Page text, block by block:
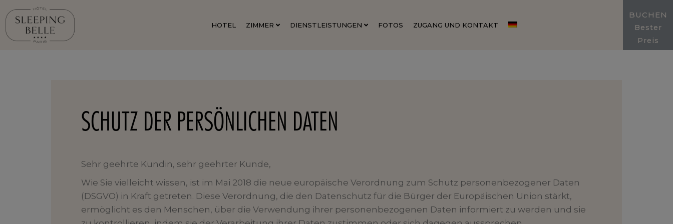
HOTEL ZIMMER DIENSTLEISTUNGEN FOTOS ZUGANG UND KONTAKT
BUCHEN
Bester
Preis
LIVE-WAGGON
SCHUTZ DER PERSÖNLICHEN DATEN
Sehr geehrte Kundin, sehr geehrter Kunde,
Wie Sie vielleicht wissen, ist im Mai 2018 die neue europäische Verordnung zum Schutz personenbezogener Daten
(DSGVO) in Kraft getreten. Diese Verordnung, die den Datenschutz für die Bürger der Europäischen Union stärkt,
ermöglicht es den Menschen, über die Verwendung ihrer personenbezogenen Daten informiert zu werden und sie